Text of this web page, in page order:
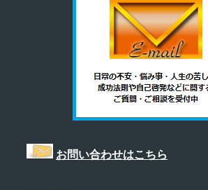
お問い合わせはこちら